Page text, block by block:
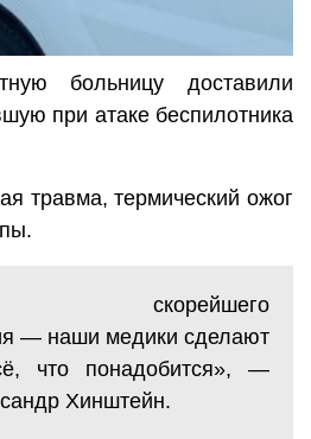
больницу доставили
при атаке беспилотника
травма, термический ожог
скорейшего
— наши медики сделают
что понадобится», —
Хинштейн.